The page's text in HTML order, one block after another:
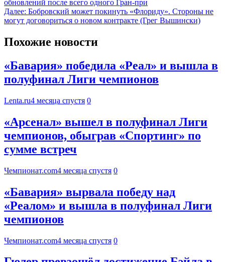
обновлений после всего одного Гран-при
Далее: Бобровский может покинуть «Флориду». Стороны не
могут договориться о новом контракте (Грег Вышински)
Похожие новости
«Бавария» победила «Реал» и вышла в
полуфинал Лиги чемпионов
Lenta.ru4 месяца спустя 0
«Арсенал» вышел в полуфинал Лиги
чемпионов, обыграв «Спортинг» по
сумме встреч
Чемпионат.com4 месяца спустя 0
«Бавария» вырвала победу над
«Реалом» и вышла в полуфинал Лиги
чемпионов
Чемпионат.com4 месяца спустя 0